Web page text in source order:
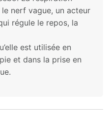
nerf vague, un acteur
régule le repos, la
est utilisée en
et dans la prise en